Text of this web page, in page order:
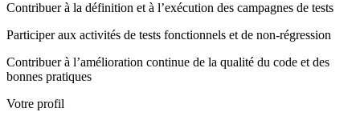
Contribuer à la définition et à l’exécution des campagnes de tests
Participer aux activités de tests fonctionnels et de non-régression
Contribuer à l’amélioration continue de la qualité du code et des
bonnes pratiques
Votre profil